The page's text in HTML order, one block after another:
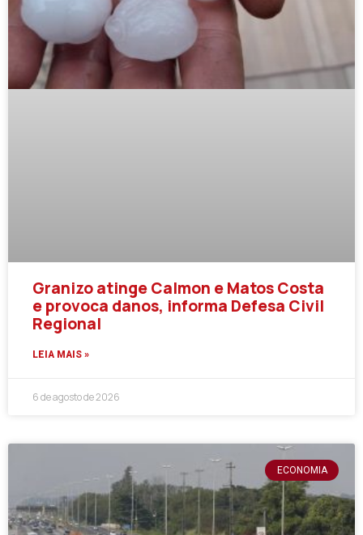
Granizo atinge Calmon e Matos Costa
e provoca danos, informa Defesa Civil
Regional
LEIA MAIS »
6 de agosto de 2026
ECONOMIA